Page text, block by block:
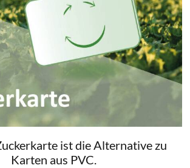
ist die Alternative zu
Karten aus PVC.